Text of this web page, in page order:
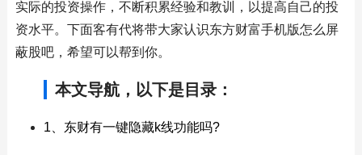
实际的投资操作，不断积累经验和教训，以提高自己的投
资水平。下面客有代将带大家认识东方财富手机版怎么屏
蔽股吧，希望可以帮到你。
本文导航，以下是目录：
1、东财有一键隐藏k线功能吗?